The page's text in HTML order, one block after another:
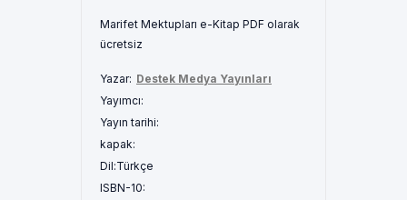
Marifet Mektupları e-Kitap PDF olarak
ücretsiz
Yazar: Destek Medya Yayınları
Yayımcı:
Yayın tarihi:
kapak:
Dil:Türkçe
ISBN-10: